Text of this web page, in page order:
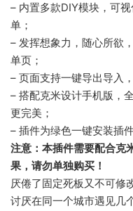
– 内置多款DIY模块，可
单；
– 发挥想象力，随心所欲
单页；
– 页面支持一键导出导入
– 搭配克米设计手机版，
更完美；
– 插件为绿色一键安装插
注意：本插件需要配合克
果，请勿单独购买！
厌倦了固定死板又不可修
讨厌在同一个城市遇见几